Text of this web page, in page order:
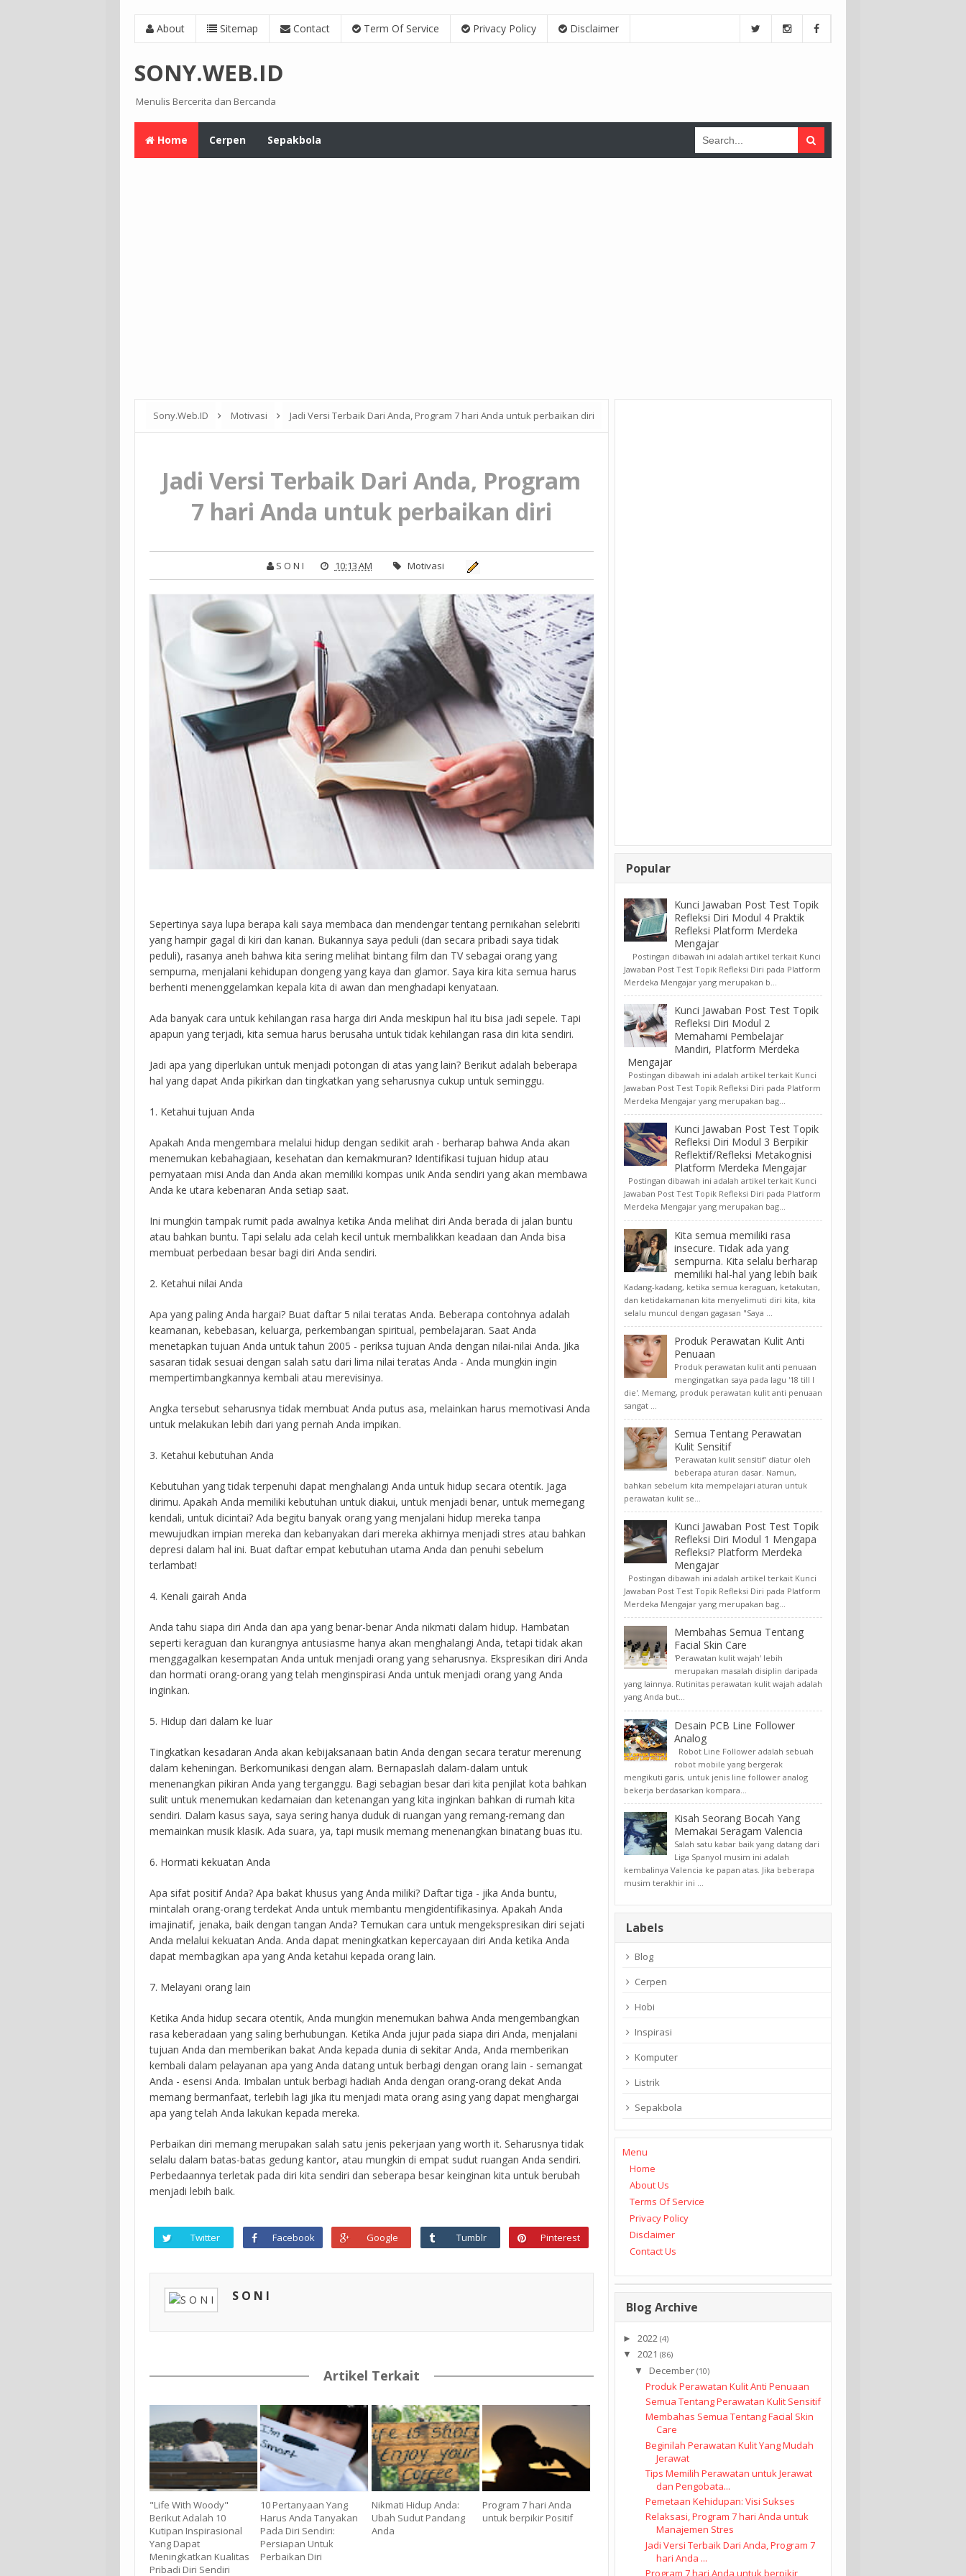
About Sitemap Contact Term Of Service Privacy Policy Disclaimer
SONY.WEB.ID
Menulis Bercerita dan Bercanda
Home Cerpen Sepakbola
Sony.Web.ID Motivasi Jadi Versi Terbaik Dari Anda, Program 7 hari Anda untuk perbaikan diri
Jadi Versi Terbaik Dari Anda, Program
7 hari Anda untuk perbaikan diri
S O N I 10:13 AM Motivasi
Sepertinya saya lupa berapa kali saya membaca dan mendengar tentang pernikahan selebriti
yang hampir gagal di kiri dan kanan. Bukannya saya peduli (dan secara pribadi saya tidak
peduli), rasanya aneh bahwa kita sering melihat bintang film dan TV sebagai orang yang
sempurna, menjalani kehidupan dongeng yang kaya dan glamor. Saya kira kita semua harus
berhenti menenggelamkan kepala kita di awan dan menghadapi kenyataan.
Ada banyak cara untuk kehilangan rasa harga diri Anda meskipun hal itu bisa jadi sepele. Tapi
apapun yang terjadi, kita semua harus berusaha untuk tidak kehilangan rasa diri kita sendiri.
Jadi apa yang diperlukan untuk menjadi potongan di atas yang lain? Berikut adalah beberapa
hal yang dapat Anda pikirkan dan tingkatkan yang seharusnya cukup untuk seminggu.
1. Ketahui tujuan Anda
Apakah Anda mengembara melalui hidup dengan sedikit arah - berharap bahwa Anda akan
menemukan kebahagiaan, kesehatan dan kemakmuran? Identifikasi tujuan hidup atau
pernyataan misi Anda dan Anda akan memiliki kompas unik Anda sendiri yang akan membawa
Anda ke utara kebenaran Anda setiap saat.
Ini mungkin tampak rumit pada awalnya ketika Anda melihat diri Anda berada di jalan buntu
atau bahkan buntu. Tapi selalu ada celah kecil untuk membalikkan keadaan dan Anda bisa
membuat perbedaan besar bagi diri Anda sendiri.
2. Ketahui nilai Anda
Apa yang paling Anda hargai? Buat daftar 5 nilai teratas Anda. Beberapa contohnya adalah
keamanan, kebebasan, keluarga, perkembangan spiritual, pembelajaran. Saat Anda
menetapkan tujuan Anda untuk tahun 2005 - periksa tujuan Anda dengan nilai-nilai Anda. Jika
sasaran tidak sesuai dengan salah satu dari lima nilai teratas Anda - Anda mungkin ingin
mempertimbangkannya kembali atau merevisinya.
Angka tersebut seharusnya tidak membuat Anda putus asa, melainkan harus memotivasi Anda
untuk melakukan lebih dari yang pernah Anda impikan.
3. Ketahui kebutuhan Anda
Kebutuhan yang tidak terpenuhi dapat menghalangi Anda untuk hidup secara otentik. Jaga
dirimu. Apakah Anda memiliki kebutuhan untuk diakui, untuk menjadi benar, untuk memegang
kendali, untuk dicintai? Ada begitu banyak orang yang menjalani hidup mereka tanpa
mewujudkan impian mereka dan kebanyakan dari mereka akhirnya menjadi stres atau bahkan
depresi dalam hal ini. Buat daftar empat kebutuhan utama Anda dan penuhi sebelum
terlambat!
4. Kenali gairah Anda
Anda tahu siapa diri Anda dan apa yang benar-benar Anda nikmati dalam hidup. Hambatan
seperti keraguan dan kurangnya antusiasme hanya akan menghalangi Anda, tetapi tidak akan
menggagalkan kesempatan Anda untuk menjadi orang yang seharusnya. Ekspresikan diri Anda
dan hormati orang-orang yang telah menginspirasi Anda untuk menjadi orang yang Anda
inginkan.
5. Hidup dari dalam ke luar
Tingkatkan kesadaran Anda akan kebijaksanaan batin Anda dengan secara teratur merenung
dalam keheningan. Berkomunikasi dengan alam. Bernapaslah dalam-dalam untuk
menenangkan pikiran Anda yang terganggu. Bagi sebagian besar dari kita penjilat kota bahkan
sulit untuk menemukan kedamaian dan ketenangan yang kita inginkan bahkan di rumah kita
sendiri. Dalam kasus saya, saya sering hanya duduk di ruangan yang remang-remang dan
memainkan musik klasik. Ada suara, ya, tapi musik memang menenangkan binatang buas itu.
6. Hormati kekuatan Anda
Apa sifat positif Anda? Apa bakat khusus yang Anda miliki? Daftar tiga - jika Anda buntu,
mintalah orang-orang terdekat Anda untuk membantu mengidentifikasinya. Apakah Anda
imajinatif, jenaka, baik dengan tangan Anda? Temukan cara untuk mengekspresikan diri sejati
Anda melalui kekuatan Anda. Anda dapat meningkatkan kepercayaan diri Anda ketika Anda
dapat membagikan apa yang Anda ketahui kepada orang lain.
7. Melayani orang lain
Ketika Anda hidup secara otentik, Anda mungkin menemukan bahwa Anda mengembangkan
rasa keberadaan yang saling berhubungan. Ketika Anda jujur ​​pada siapa diri Anda, menjalani
tujuan Anda dan memberikan bakat Anda kepada dunia di sekitar Anda, Anda memberikan
kembali dalam pelayanan apa yang Anda datang untuk berbagi dengan orang lain - semangat
Anda - esensi Anda. Imbalan untuk berbagi hadiah Anda dengan orang-orang dekat Anda
memang bermanfaat, terlebih lagi jika itu menjadi mata orang asing yang dapat menghargai
apa yang telah Anda lakukan kepada mereka.
Perbaikan diri memang merupakan salah satu jenis pekerjaan yang worth it. Seharusnya tidak
selalu dalam batas-batas gedung kantor, atau mungkin di empat sudut ruangan Anda sendiri.
Perbedaannya terletak pada diri kita sendiri dan seberapa besar keinginan kita untuk berubah
menjadi lebih baik.
Twitter Facebook Google Tumblr Pinterest
S O N I
Artikel Terkait
"Life With Woody"
Berikut Adalah 10
Kutipan Inspirasional
Yang Dapat
Meningkatkan Kualitas
Pribadi Diri Sendiri
10 Pertanyaan Yang
Harus Anda Tanyakan
Pada Diri Sendiri:
Persiapan Untuk
Perbaikan Diri
Nikmati Hidup Anda:
Ubah Sudut Pandang
Anda
Program 7 hari Anda
untuk berpikir Positif
Popular
Kunci Jawaban Post Test Topik
Refleksi Diri Modul 4 Praktik
Refleksi Platform Merdeka
Mengajar
Postingan dibawah ini adalah artikel terkait Kunci
Jawaban Post Test Topik Refleksi Diri pada Platform
Merdeka Mengajar yang merupakan b...
Kunci Jawaban Post Test Topik
Refleksi Diri Modul 2
Memahami Pembelajar
Mandiri, Platform Merdeka
Mengajar
Postingan dibawah ini adalah artikel terkait Kunci
Jawaban Post Test Topik Refleksi Diri pada Platform
Merdeka Mengajar yang merupakan bag...
Kunci Jawaban Post Test Topik
Refleksi Diri Modul 3 Berpikir
Reflektif/Refleksi Metakognisi
Platform Merdeka Mengajar
Postingan dibawah ini adalah artikel terkait Kunci
Jawaban Post Test Topik Refleksi Diri pada Platform
Merdeka Mengajar yang merupakan bag...
Kita semua memiliki rasa
insecure. Tidak ada yang
sempurna. Kita selalu berharap
memiliki hal-hal yang lebih baik
Kadang-kadang, ketika semua keraguan, ketakutan,
dan ketidakamanan kita menyelimuti diri kita, kita
selalu muncul dengan gagasan "Saya ...
Produk Perawatan Kulit Anti
Penuaan
Produk perawatan kulit anti penuaan
mengingatkan saya pada lagu '18 till I
die'. Memang, produk perawatan kulit anti penuaan
sangat ...
Semua Tentang Perawatan
Kulit Sensitif
'Perawatan kulit sensitif' diatur oleh
beberapa aturan dasar. Namun,
bahkan sebelum kita mempelajari aturan untuk
perawatan kulit se...
Kunci Jawaban Post Test Topik
Refleksi Diri Modul 1 Mengapa
Refleksi? Platform Merdeka
Mengajar
Postingan dibawah ini adalah artikel terkait Kunci
Jawaban Post Test Topik Refleksi Diri pada Platform
Merdeka Mengajar yang merupakan bag...
Membahas Semua Tentang
Facial Skin Care
'Perawatan kulit wajah' lebih
merupakan masalah disiplin daripada
yang lainnya. Rutinitas perawatan kulit wajah adalah
yang Anda but...
Desain PCB Line Follower
Analog
Robot Line Follower adalah sebuah
robot mobile yang bergerak
mengikuti garis, untuk jenis line follower analog
bekerja berdasarkan kompara...
Kisah Seorang Bocah Yang
Memakai Seragam Valencia
Salah satu kabar baik yang datang dari
Liga Spanyol musim ini adalah
kembalinya Valencia ke papan atas. Jika beberapa
musim terakhir ini ...
Labels
Blog
Cerpen
Hobi
Inspirasi
Komputer
Listrik
Sepakbola
Menu
Home
About Us
Terms Of Service
Privacy Policy
Disclaimer
Contact Us
Blog Archive
► 2022 (4)
▼
2021 (86)
▼
December (10)
Produk Perawatan Kulit Anti Penuaan
Semua Tentang Perawatan Kulit Sensitif
Membahas Semua Tentang Facial Skin
Care
Beginilah Perawatan Kulit Yang Mudah
Jerawat
Tips Memilih Perawatan untuk Jerawat
dan Pengobata...
Pemetaan Kehidupan: Visi Sukses
Relaksasi, Program 7 hari Anda untuk
Manajemen Stres
Jadi Versi Terbaik Dari Anda, Program 7
hari Anda ...
Program 7 hari Anda untuk berpikir